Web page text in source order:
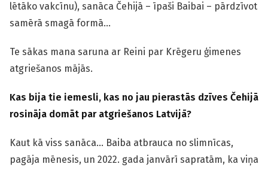
lētāko vakcīnu), sanāca Čehijā – īpaši Baibai – pārdzīvot
samērā smagā formā…
Te sākas mana saruna ar Reini par Krēgeru ģimenes
atgriešanos mājās.
Kas bija tie iemesli, kas no jau pierastās dzīves Čehijā
rosināja domāt par atgriešanos Latvijā?
Kaut kā viss sanāca… Baiba atbrauca no slimnīcas,
pagāja mēnesis, un 2022. gada janvārī sapratām, ka viņa